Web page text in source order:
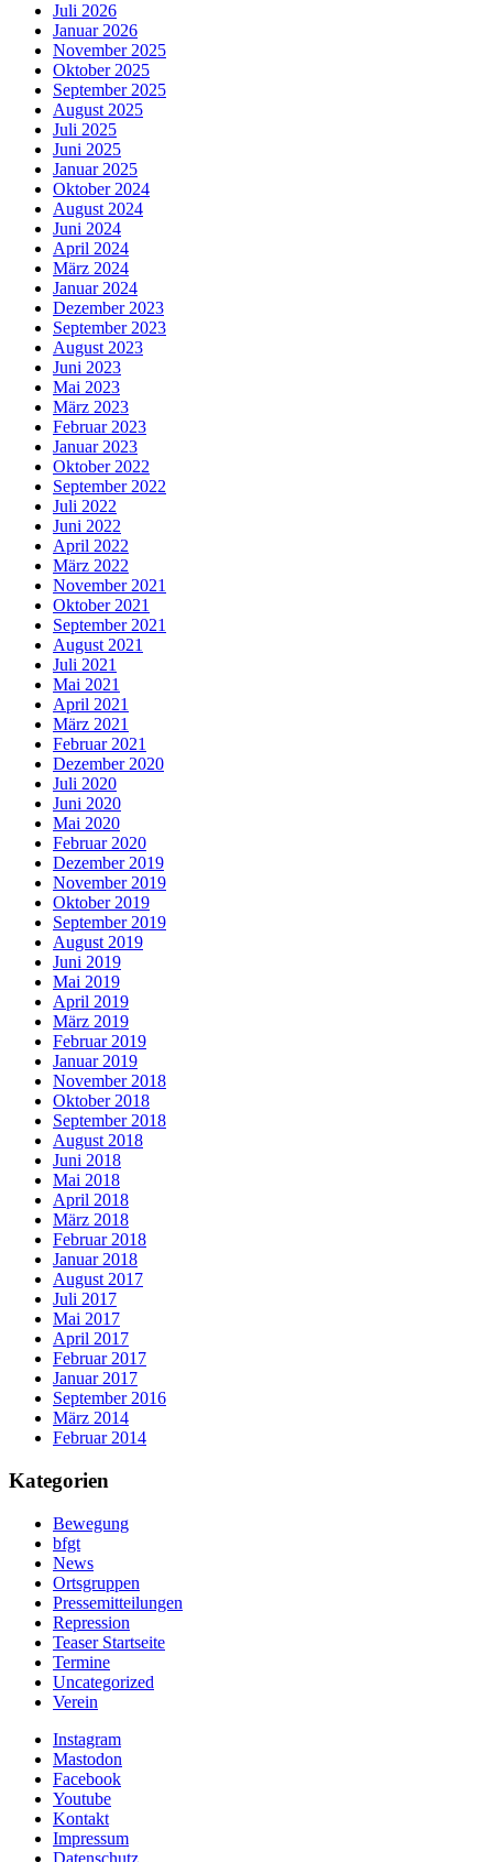
Juli 2026
Januar 2026
November 2025
Oktober 2025
September 2025
August 2025
Juli 2025
Juni 2025
Januar 2025
Oktober 2024
August 2024
Juni 2024
April 2024
März 2024
Januar 2024
Dezember 2023
September 2023
August 2023
Juni 2023
Mai 2023
März 2023
Februar 2023
Januar 2023
Oktober 2022
September 2022
Juli 2022
Juni 2022
April 2022
März 2022
November 2021
Oktober 2021
September 2021
August 2021
Juli 2021
Mai 2021
April 2021
März 2021
Februar 2021
Dezember 2020
Juli 2020
Juni 2020
Mai 2020
Februar 2020
Dezember 2019
November 2019
Oktober 2019
September 2019
August 2019
Juni 2019
Mai 2019
April 2019
März 2019
Februar 2019
Januar 2019
November 2018
Oktober 2018
September 2018
August 2018
Juni 2018
Mai 2018
April 2018
März 2018
Februar 2018
Januar 2018
August 2017
Juli 2017
Mai 2017
April 2017
Februar 2017
Januar 2017
September 2016
März 2014
Februar 2014
Kategorien
Bewegung
bfgt
News
Ortsgruppen
Pressemitteilungen
Repression
Teaser Startseite
Termine
Uncategorized
Verein
Instagram
Mastodon
Facebook
Youtube
Kontakt
Impressum
Datenschutz